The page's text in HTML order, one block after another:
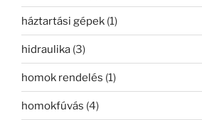
háztartási gépek (1)
hidraulika (3)
homok rendelés (1)
homokfúvás (4)